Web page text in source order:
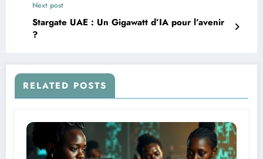
Next post
Stargate UAE : Un Gigawatt d’IA pour l’avenir
?
RELATED POSTS